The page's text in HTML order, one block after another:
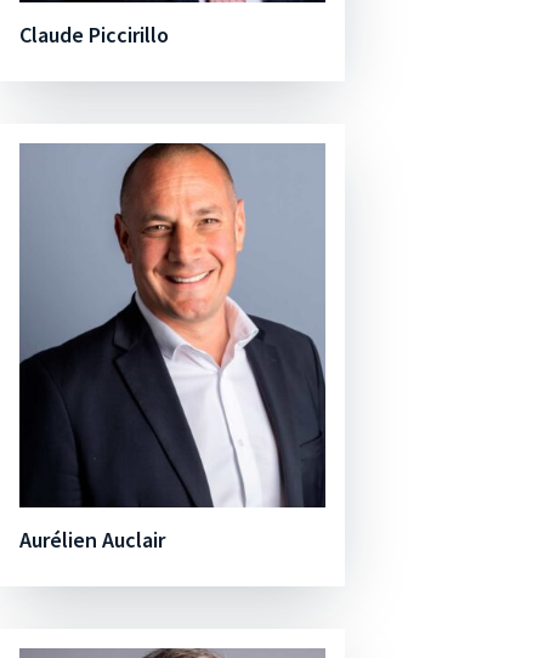
Claude Piccirillo
Aurélien Auclair